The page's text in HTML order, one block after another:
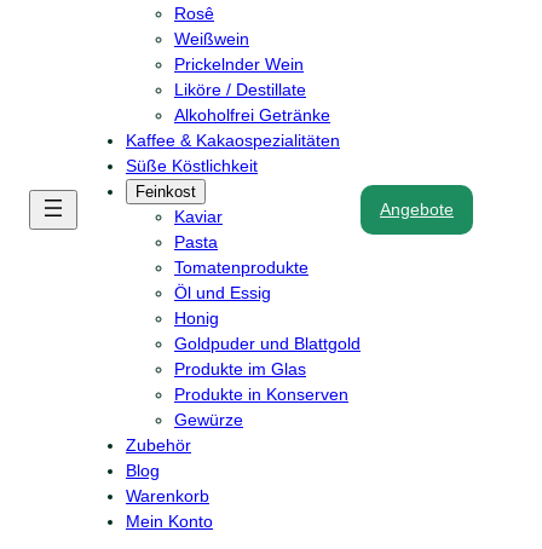
Rosê
Weißwein
Prickelnder Wein
Liköre / Destillate
Alkoholfrei Getränke
Kaffee & Kakaospezialitäten
Süße Köstlichkeit
Feinkost
Kaviar
Pasta
Tomatenprodukte
Öl und Essig
Honig
Goldpuder und Blattgold
Produkte im Glas
Produkte in Konserven
Gewürze
Zubehör
Blog
Warenkorb
Mein Konto
Angebote